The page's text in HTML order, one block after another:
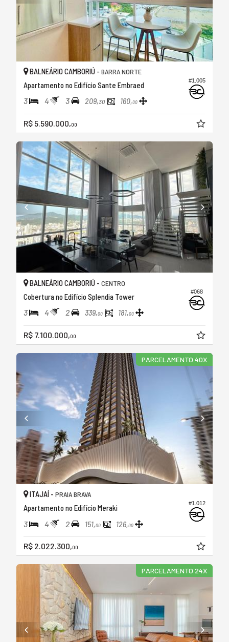
#1.005
BALNEÁRIO CAMBORIÚ - BARRA NORTE
Apartamento no Edifício Sante Embraed
3 4 3 209,30 160,00
R$ 5.590.000,00
#068
BALNEÁRIO CAMBORIÚ - CENTRO
Cobertura no Edifício Splendia Tower
3 4 2 339,00 181,00
R$ 7.100.000,00
PARCELAMENTO 40X
#1.012
ITAJAÍ - PRAIA BRAVA
Apartamento no Edifício Meraki
3 4 2 151,00 126,00
R$ 2.022.300,00
PARCELAMENTO 24X